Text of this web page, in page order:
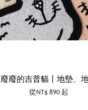
廢廢的吉普貓丨地墊、
從 NT$ 890 起